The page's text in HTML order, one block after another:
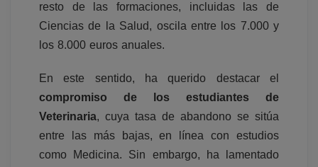
resto de las formaciones, incluidas las de
Ciencias de la Salud, oscila entre los 7.000 y
los 8.000 euros anuales.
En este sentido, ha querido destacar el
compromiso de los estudiantes de
Veterinaria, cuya tasa de abandono se sitúa
entre las más bajas, en línea con estudios
como Medicina. Sin embargo, ha lamentado